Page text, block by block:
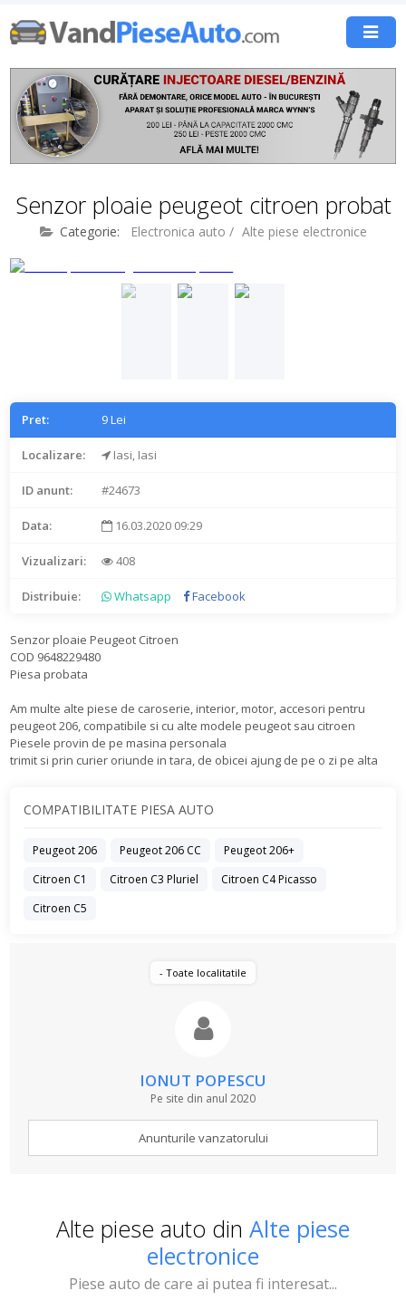
Senzor ploaie peugeot citroen probat
Categorie: Electronica auto / Alte piese electronice
Pret: 9 Lei
Localizare: Iasi, Iasi
ID anunt: #24673
Data: 16.03.2020 09:29
Vizualizari: 408
Distribuie: Whatsapp Facebook
Senzor ploaie Peugeot Citroen
COD 9648229480
Piesa probata
Am multe alte piese de caroserie, interior, motor, accesori pentru
peugeot 206, compatibile si cu alte modele peugeot sau citroen
Piesele provin de pe masina personala
trimit si prin curier oriunde in tara, de obicei ajung de pe o zi pe alta
COMPATIBILITATE PIESA AUTO
Peugeot 206 Peugeot 206 CC
Peugeot 206+
Citroen C1
Citroen C3 Pluriel
Citroen C4 Picasso
Citroen C5
- Toate localitatile
IONUT POPESCU
Pe site din anul 2020
Anunturile vanzatorului
Alte piese auto din Alte piese
electronice
Piese auto de care ai putea fi interesat...